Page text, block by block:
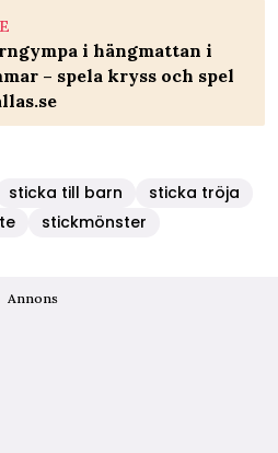
i hängmattan i
– spela kryss och spel
sticka till barn
sticka tröja
stickmönster
Annons